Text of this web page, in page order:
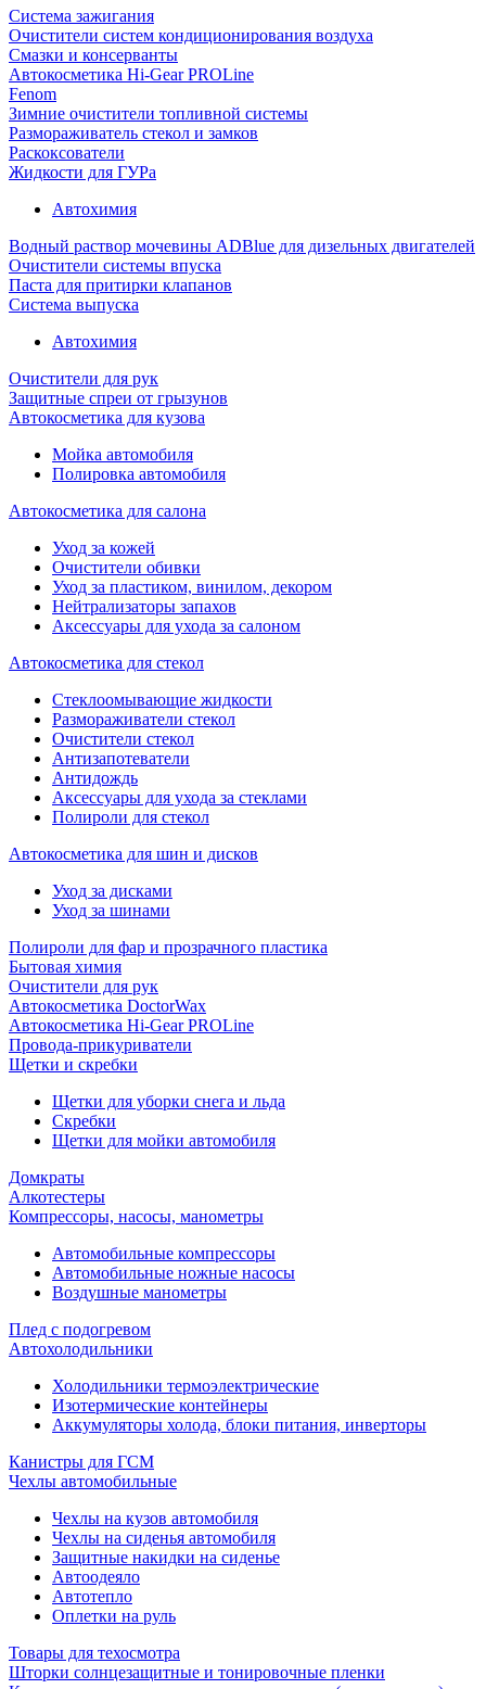
Система зажигания
Очистители систем кондиционирования воздуха
Смазки и консерванты
Автокосметика Hi-Gear PROLine
Fenom
Зимние очистители топливной системы
Размораживатель стекол и замков
Раскоксователи
Жидкости для ГУРа
Автохимия
Водный раствор мочевины ADBlue для дизельных двигателей
Очистители системы впуска
Паста для притирки клапанов
Система выпуска
Автохимия
Очистители для рук
Защитные спреи от грызунов
Автокосметика для кузова
Мойка автомобиля
Полировка автомобиля
Автокосметика для салона
Уход за кожей
Очистители обивки
Уход за пластиком, винилом, декором
Нейтрализаторы запахов
Аксессуары для ухода за салоном
Автокосметика для стекол
Стеклоомывающие жидкости
Размораживатели стекол
Очистители стекол
Антизапотеватели
Антидождь
Аксессуары для ухода за стеклами
Полироли для стекол
Автокосметика для шин и дисков
Уход за дисками
Уход за шинами
Полироли для фар и прозрачного пластика
Бытовая химия
Очистители для рук
Автокосметика DoctorWax
Автокосметика Hi-Gear PROLine
Провода-прикуриватели
Щетки и скребки
Щетки для уборки снега и льда
Скребки
Щетки для мойки автомобиля
Домкраты
Алкотестеры
Компрессоры, насосы, манометры
Автомобильные компрессоры
Автомобильные ножные насосы
Воздушные манометры
Плед с подогревом
Автохолодильники
Холодильники термоэлектрические
Изотермические контейнеры
Аккумуляторы холода, блоки питания, инверторы
Канистры для ГСМ
Чехлы автомобильные
Чехлы на кузов автомобиля
Чехлы на сиденья автомобиля
Защитные накидки на сиденье
Автоодеяло
Автотепло
Оплетки на руль
Товары для техосмотра
Шторки солнцезащитные и тонировочные пленки